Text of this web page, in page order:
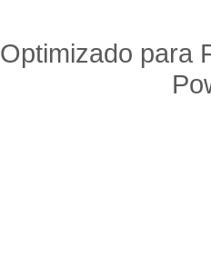
Optimizado para